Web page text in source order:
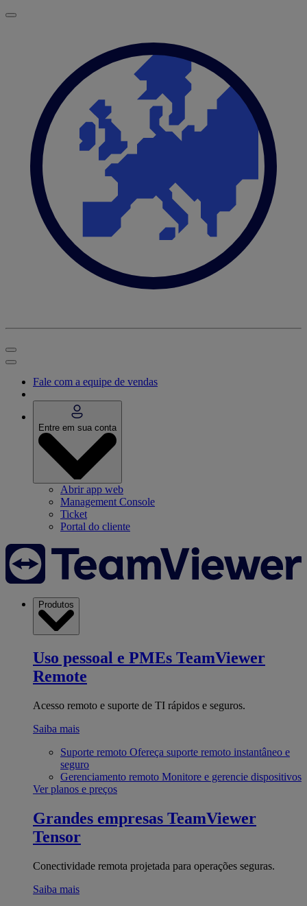
Fale com a equipe de vendas
Entre em sua conta
Abrir app web
Management Console
Ticket
Portal do cliente
Produtos
Uso pessoal e PMEs TeamViewer
Remote
Acesso remoto e suporte de TI rápidos e seguros.
Saiba mais
Suporte remoto Ofereça suporte remoto instantâneo e
seguro
Gerenciamento remoto Monitore e gerencie dispositivos
Ver planos e preços
Grandes empresas TeamViewer
Tensor
Conectividade remota projetada para operações seguras.
Saiba mais